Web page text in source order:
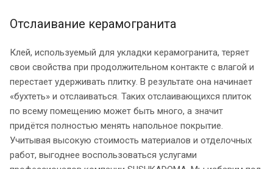
Отслаивание керамогранита
Клей, используемый для укладки керамогранита, теряет
свои свойства при продолжительном контакте с влагой и
перестает удерживать плитку. В результате она начинает
«бухтеть» и отслаиваться. Таких отслаивающихся плиток
по всему помещению может быть много, а значит
придётся полностью менять напольное покрытие.
Учитывая высокую стоимость материалов и отделочных
работ, выгоднее воспользоваться услугами